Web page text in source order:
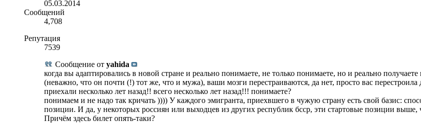
05.03.2014
Сообщений
4,708
Репутация
7539
Сообщение от yahida
когда вы адаптировались в новой стране и реально понимаете, не только понимаете, но и реально
(неважно, что он почти (!) тот же, что и мужа), ваши мозги перестраиваются, да нет, просто вас
приехали несколько лет назад!! всего несколько лет назад!!! понимаете?
понимаем и не надо так кричать )))) У каждого эмигранта, приехвшего в чужую страну есть свой базис:
позиции. И да, у некоторых россиян или выходцев из других республик бсср, эти стартовые позиции
Причём здесь билет опять-таки?